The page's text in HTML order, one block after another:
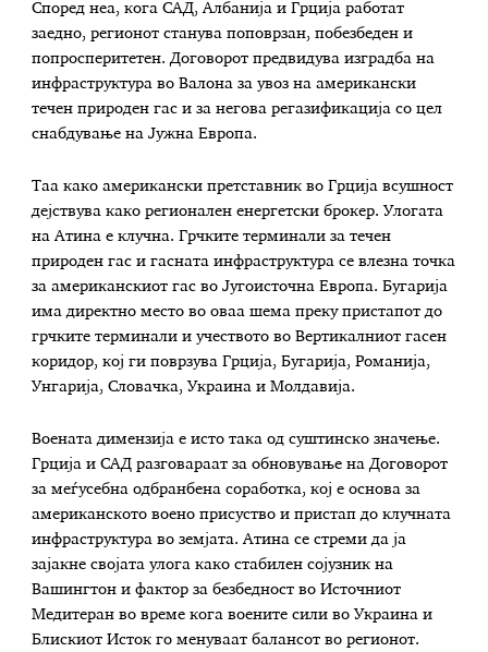
Според неа, кога САД, Албанија и Грција работат
заедно, регионот станува поповрзан, побезбеден и
попросперитетен. Договорот предвидува изградба на
инфраструктура во Валона за увоз на американски
течен природен гас и за негова регазификација со цел
снабдување на Јужна Европа.
Таа како американски претставник во Грција всушност
дејствува како регионален енергетски брокер. Улогата
на Атина е клучна. Грчките терминали за течен
природен гас и гасната инфраструктура се влезна точка
за американскиот гас во Југоисточна Европа. Бугарија
има директно место во оваа шема преку пристапот до
грчките терминали и учеството во Вертикалниот гасен
коридор, кој ги поврзува Грција, Бугарија, Романија,
Унгарија, Словачка, Украина и Молдавија.
Воената димензија е исто така од суштинско значење.
Грција и САД разговараат за обновување на Договорот
за меѓусебна одбранбена соработка, кој е основа за
американското воено присуство и пристап до клучната
инфраструктура во земјата. Атина се стреми да ја
зајакне својата улога како стабилен сојузник на
Вашингтон и фактор за безбедност во Источниот
Медитеран во време кога воените сили во Украина и
Блискиот Исток го менуваат балансот во регионот.